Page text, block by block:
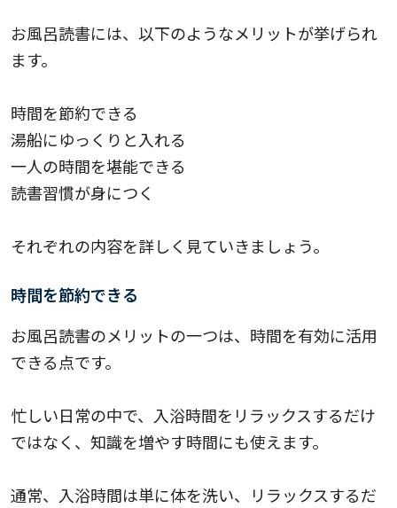
お風呂読書には、以下のようなメリットが挙げられ
ます。
時間を節約できる
湯船にゆっくりと入れる
一人の時間を堪能できる
読書習慣が身につく
それぞれの内容を詳しく見ていきましょう。
時間を節約できる
お風呂読書のメリットの一つは、時間を有効に活用
できる点です。
忙しい日常の中で、入浴時間をリラックスするだけ
ではなく、知識を増やす時間にも使えます。
通常、入浴時間は単に体を洗い、リラックスするだ